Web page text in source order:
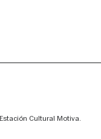
Cultural Motiva.